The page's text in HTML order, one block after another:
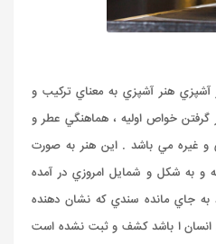
آشپزي هنر آشپزي به معناي ترکيب و
گرفتن خواص اوليه ، هماهنگي عطر و
و غيره مي باشد . اين هنر به صورت
و به شکل و شمايل امروزي در آمده
به جاي مانده سندي که نشان دهنده
انسان ا باشد کشف و ثبت نشده است